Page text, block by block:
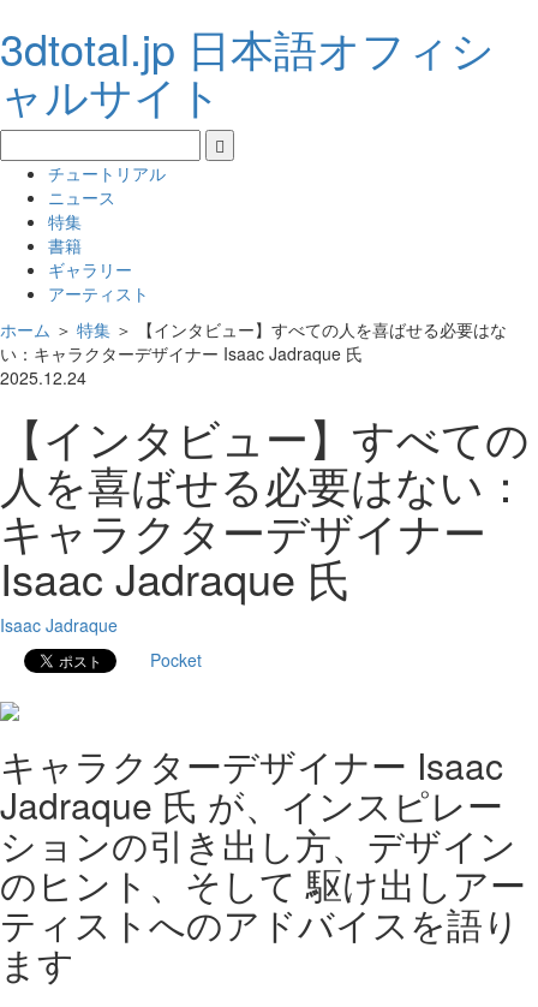
3dtotal.jp 日本語オフィシ
ャルサイト
チュートリアル
ニュース
特集
書籍
ギャラリー
アーティスト
ホーム ＞ 特集 ＞
【インタビュー】すべての人を喜ばせる必要はな
い：キャラクターデザイナー Isaac Jadraque 氏
2025.12.24
【インタビュー】すべての
人を喜ばせる必要はない：
キャラクターデザイナー
Isaac Jadraque 氏
Isaac Jadraque
Pocket
キャラクターデザイナー Isaac
Jadraque 氏 が、インスピレー
ションの引き出し方、デザイン
のヒント、そして 駆け出しアー
ティストへのアドバイスを語り
ます